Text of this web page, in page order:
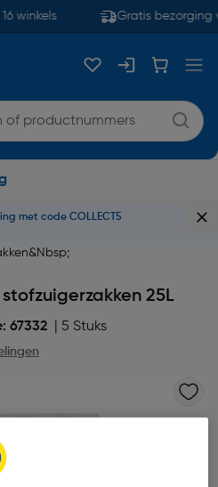
winkels Gratis bezorging
met code COLLECT5
25L
67332 | 5 Stuks